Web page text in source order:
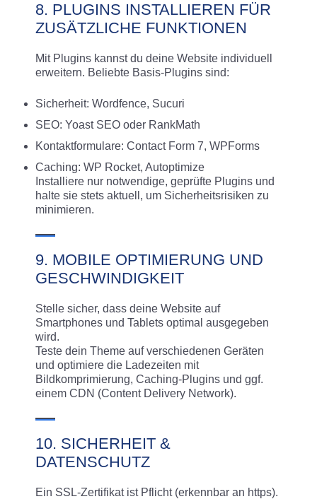
8. PLUGINS INSTALLIEREN FÜR
ZUSÄTZLICHE FUNKTIONEN
Mit Plugins kannst du deine Website individuell
erweitern. Beliebte Basis-Plugins sind:
Sicherheit: Wordfence, Sucuri
SEO: Yoast SEO oder RankMath
Kontaktformulare: Contact Form 7, WPForms
Caching: WP Rocket, Autoptimize
Installiere nur notwendige, geprüfte Plugins und
halte sie stets aktuell, um Sicherheitsrisiken zu
minimieren.
9. MOBILE OPTIMIERUNG UND
GESCHWINDIGKEIT
Stelle sicher, dass deine Website auf
Smartphones und Tablets optimal ausgegeben
wird.
Teste dein Theme auf verschiedenen Geräten
und optimiere die Ladezeiten mit
Bildkomprimierung, Caching-Plugins und ggf.
einem CDN (Content Delivery Network).
10. SICHERHEIT &
DATENSCHUTZ
Ein SSL-Zertifikat ist Pflicht (erkennbar an https).